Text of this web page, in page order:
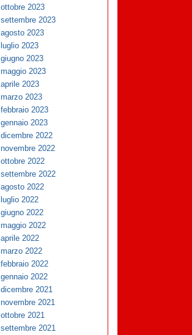
ottobre 2023
settembre 2023
agosto 2023
luglio 2023
giugno 2023
maggio 2023
aprile 2023
marzo 2023
febbraio 2023
gennaio 2023
dicembre 2022
novembre 2022
ottobre 2022
settembre 2022
agosto 2022
luglio 2022
giugno 2022
maggio 2022
aprile 2022
marzo 2022
febbraio 2022
gennaio 2022
dicembre 2021
novembre 2021
ottobre 2021
settembre 2021